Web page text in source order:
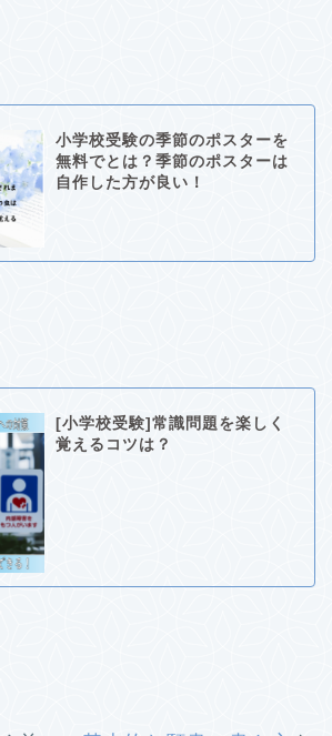
小学校受験の季節のポスターを
無料でとは？季節のポスターは
自作した方が良い！
[小学校受験]常識問題を楽しく
覚えるコツは？